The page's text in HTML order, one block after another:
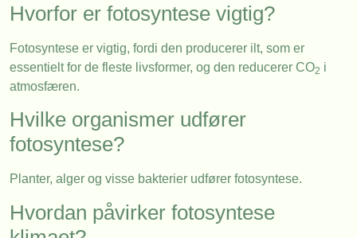
Hvorfor er fotosyntese vigtig?
Fotosyntese er vigtig, fordi den producerer ilt, som er
essentielt for de fleste livsformer, og den reducerer CO2 i
atmosfæren.
Hvilke organismer udfører
fotosyntese?
Planter, alger og visse bakterier udfører fotosyntese.
Hvordan påvirker fotosyntese